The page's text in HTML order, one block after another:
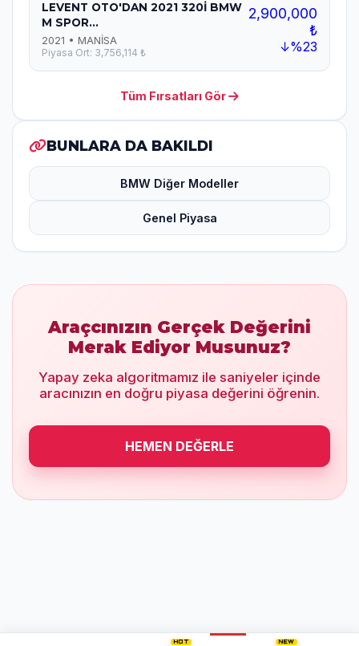
HOT NEW
LEVENT OTO'DAN 2021 320İ BMW
M SPOR...
2021 • MANİSA
Piyasa Ort: 3,756,114 ₺
2,900,000
₺
↓%23
Tüm Fırsatları Gör
BUNLARA DA BAKILDI
BMW Diğer Modeller
Genel Piyasa
Araçcınızın Gerçek Değerini
Merak Ediyor Musunuz?
Yapay zeka algoritmamız ile saniyeler içinde
aracınızın en doğru piyasa değerini öğrenin.
HEMEN DEĞERLE